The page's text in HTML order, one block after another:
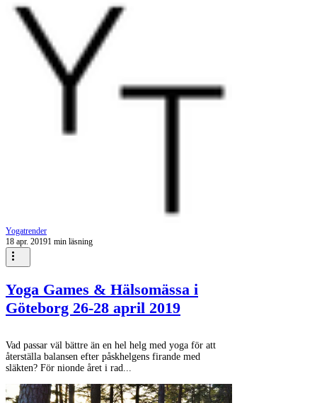
Yogatrender
18 apr. 20191 min läsning
Yoga Games & Hälsomässa i
Göteborg 26-28 april 2019
Vad passar väl bättre än en hel helg med yoga för att
återställa balansen efter påskhelgens firande med
släkten? För nionde året i rad...